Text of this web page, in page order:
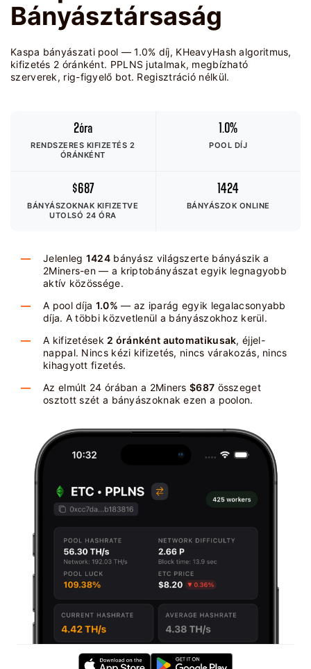
Bányásztársaság
Kaspa bányászati pool — 1.0% díj, KHeavyHash algoritmus,
kifizetés 2 óránként. PPLNS jutalmak, megbízható
szerverek, rig-figyelő bot. Regisztráció nélkül.
2óra
RENDSZERES KIFIZETÉS 2
ÓRÁNKÉNT
1.0%
POOL DÍJ
$687
BÁNYÁSZOKNAK KIFIZETVE
UTOLSÓ 24 ÓRA
1424
BÁNYÁSZOK ONLINE
Jelenleg 1424bányász világszerte bányászik a
2Miners-en — a kriptobányászat egyik legnagyobb
aktív közössége.
A pool díja 1.0% — az iparág egyik legalacsonyabb
díja. A többi közvetlenül a bányászokhoz kerül.
A kifizetések 2 óránként automatikusak, éjjel-
nappal. Nincs kézi kifizetés, nincs várakozás, nincs
kihagyott fizetés.
Az elmúlt 24 órában a 2Miners $687 összeget
osztott szét a bányászoknak ezen a poolon.